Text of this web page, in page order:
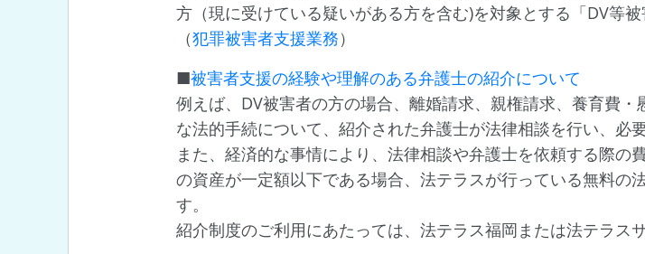
方（現に受けている疑いがある方を含む)を対象とする「DV等
（犯罪被害者支援業務）
■被害者支援の経験や理解のある弁護士の紹介について
例えば、DV被害者の方の場合、離婚請求、親権請求、養育費
な法的手続について、紹介された弁護士が法律相談を行い、必
また、経済的な事情により、法律相談や弁護士を依頼する際
の資産が一定額以下である場合、法テラスが行っている無料の
す。
紹介制度のご利用にあたっては、法テラス福岡または法テラス